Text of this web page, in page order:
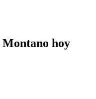
Montano hoy